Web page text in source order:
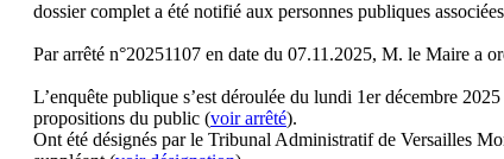
dossier complet a été notifié aux personnes publiques
Par arrêté n°20251107 en date du 07.11.2025, M. le Maire a
L’enquête publique s’est déroulée du lundi 1er décembre
propositions du public (voir arrêté).
Ont été désignés par le Tribunal Administratif de Versailles